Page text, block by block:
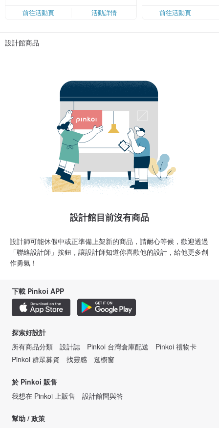
卡」結帳）
前往活動頁 活動詳情
前往活動頁
設計館商品
設計館目前沒有商品
設計師可能休假中或正準備上架新的商品，請耐心等候，歡迎透過
「聯絡設計師」按鈕，讓設計師知道你喜歡他的設計，給他更多創
作勇氣！
下載 Pinkoi APP
探索好設計
所有商品分類
設計誌 Pinkoi 台灣倉庫配送
Pinkoi 禮物卡
Pinkoi 群眾募資
找靈感 逛櫥窗
於 Pinkoi 販售
我想在 Pinkoi 上販售
設計館問與答
幫助 / 政策